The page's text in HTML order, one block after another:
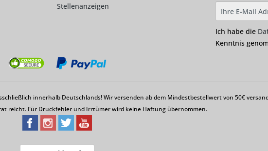
Stellenanzeigen
Ich habe die
Kenntnis
innerhalb Deutschlands! Wir versenden ab dem Mindestbestellwert von 50€
reicht. Für Druckfehler und Irrtümer wird keine Haftung übernommen.